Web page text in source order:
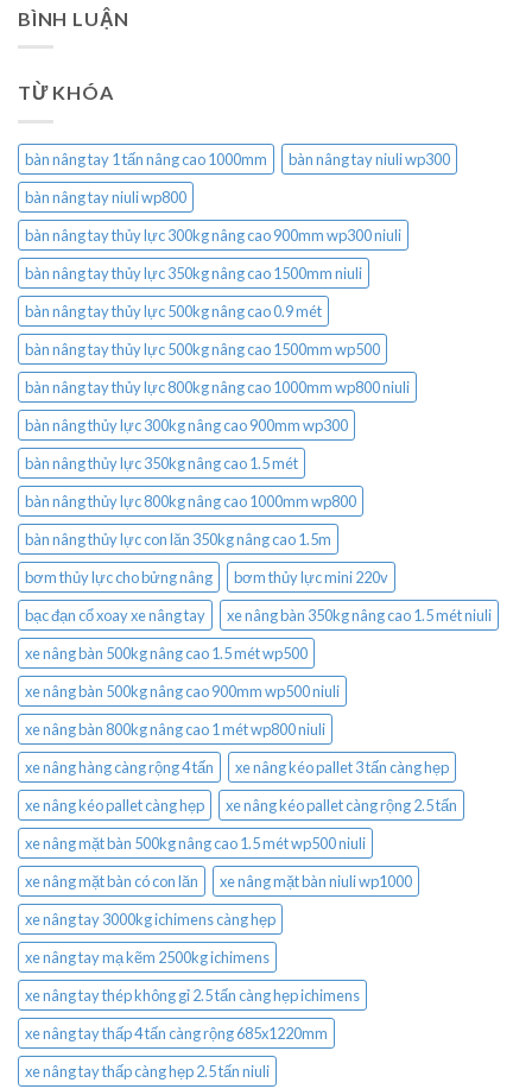
BÌNH LUẬN
TỪ KHÓA
bàn nâng tay 1 tấn nâng cao 1000mm
bàn nâng tay niuli wp300
bàn nâng tay niuli wp800
bàn nâng tay thủy lực 300kg nâng cao 900mm wp300 niuli
bàn nâng tay thủy lực 350kg nâng cao 1500mm niuli
bàn nâng tay thủy lực 500kg nâng cao 0.9 mét
bàn nâng tay thủy lực 500kg nâng cao 1500mm wp500
bàn nâng tay thủy lực 800kg nâng cao 1000mm wp800 niuli
bàn nâng thủy lực 300kg nâng cao 900mm wp300
bàn nâng thủy lực 350kg nâng cao 1.5 mét
bàn nâng thủy lực 800kg nâng cao 1000mm wp800
bàn nâng thủy lực con lăn 350kg nâng cao 1.5m
bơm thủy lực cho bửng nâng
bơm thủy lực mini 220v
bạc đạn cổ xoay xe nâng tay
xe nâng bàn 350kg nâng cao 1.5 mét niuli
xe nâng bàn 500kg nâng cao 1.5 mét wp500
xe nâng bàn 500kg nâng cao 900mm wp500 niuli
xe nâng bàn 800kg nâng cao 1 mét wp800 niuli
xe nâng hàng càng rộng 4 tấn
xe nâng kéo pallet 3 tấn càng hẹp
xe nâng kéo pallet càng hẹp
xe nâng kéo pallet càng rộng 2.5 tấn
xe nâng mặt bàn 500kg nâng cao 1.5 mét wp500 niuli
xe nâng mặt bàn có con lăn
xe nâng mặt bàn niuli wp1000
xe nâng tay 3000kg ichimens càng hẹp
xe nâng tay mạ kẽm 2500kg ichimens
xe nâng tay thép không gỉ 2.5 tấn càng hẹp ichimens
xe nâng tay thấp 4 tấn càng rộng 685x1220mm
xe nâng tay thấp càng hẹp 2.5 tấn niuli